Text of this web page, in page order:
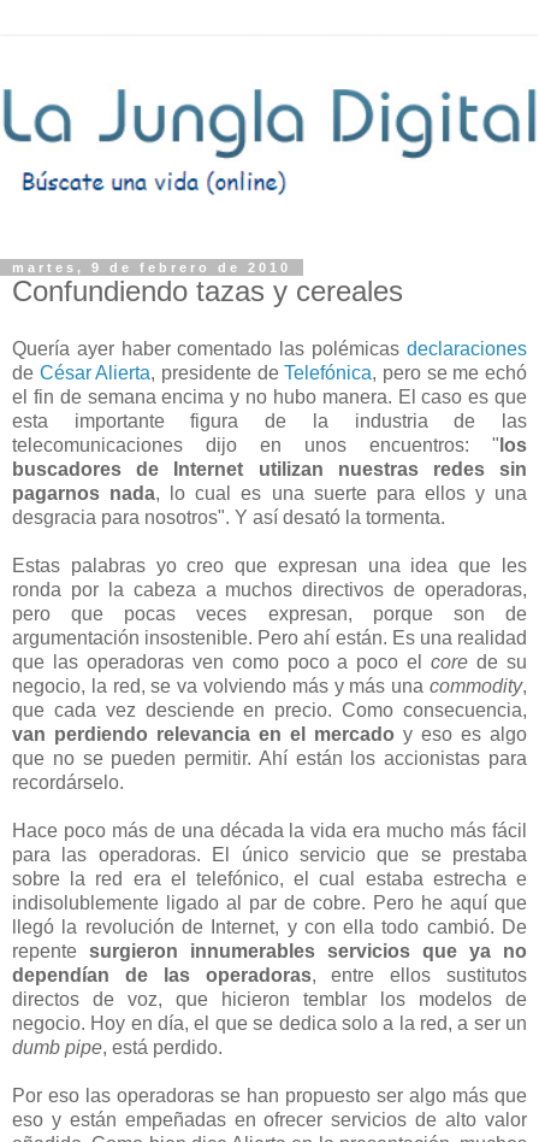
martes, 9 de febrero de 2010
Confundiendo tazas y cereales
Quería ayer haber comentado las polémicas declaraciones
de César Alierta, presidente deTelefónica, pero se me echó
el fin de semana encima y no hubo manera. El caso es que
esta importante figura de la industria de las
telecomunicaciones dijo en unos encuentros: " los
buscadores de Internet utilizan nuestras redes sin
pagarnos nada, lo cual es una suerte para ellos y una
desgracia para nosotros". Y así desató la tormenta.
Estas palabras yo creo que expresan una idea que les
ronda por la cabeza a muchos directivos de operadoras,
pero que pocas veces expresan, porque son de
argumentación insostenible. Pero ahí están. Es una realidad
que las operadoras ven como poco a poco elcore de su
negocio, la red, se va volviendo más y más una commodity,
que cada vez desciende en precio. Como consecuencia,
van perdiendo relevancia en el mercado y eso es algo
que no se pueden permitir. Ahí están los accionistas para
recordárselo.
Hace poco más de una década la vida era mucho más fácil
para las operadoras. El único servicio que se prestaba
sobre la red era el telefónico, el cual estaba estrecha e
indisolublemente ligado al par de cobre. Pero he aquí que
llegó la revolución de Internet, y con ella todo cambió. De
repente surgieron innumerables servicios que ya no
dependían de las operadoras, entre ellos sustitutos
directos de voz, que hicieron temblar los modelos de
negocio. Hoy en día, el que se dedica solo a la red, a ser un
dumb pipe, está perdido.
Por eso las operadoras se han propuesto ser algo más que
eso y están empeñadas en ofrecer servicios de alto valor